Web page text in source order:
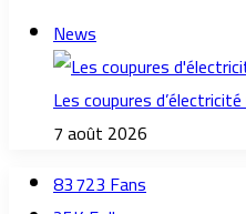
News
Les coupures
7 août 2026
83 723Fans